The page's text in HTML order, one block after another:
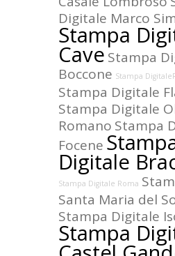
Digitale Marco
Stampa
Cave Stampa
Boccone Stampa
Stampa Digitale
Stampa Digitale
Romano Stampa
Focene
Digitale
Stampa Digitale Roma
Santa Maria del
Stampa Digitale
Stampa